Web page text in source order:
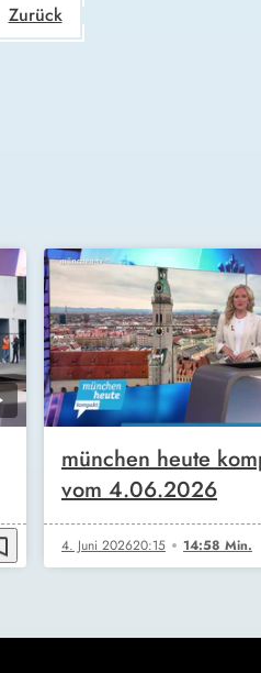
Zurück
münchen heute
vom 4.06.2026
4. Juni 202620:15 14:58 Min.